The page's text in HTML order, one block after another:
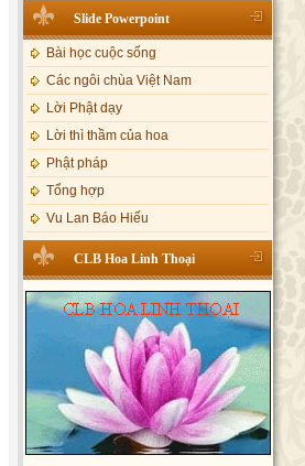
Đi tìm vũ khúc mùa hè
Mơ màng Phật dạy....
Lời thú tội của chị gái nhỏ nhen
Slide Powerpoint
Bài học cuộc sống
Các ngôi chùa Việt Nam
Lời Phật dạy
Lời thì thầm của hoa
Phật pháp
Tổng hợp
Vu Lan Báo Hiếu
CLB Hoa Linh Thoại